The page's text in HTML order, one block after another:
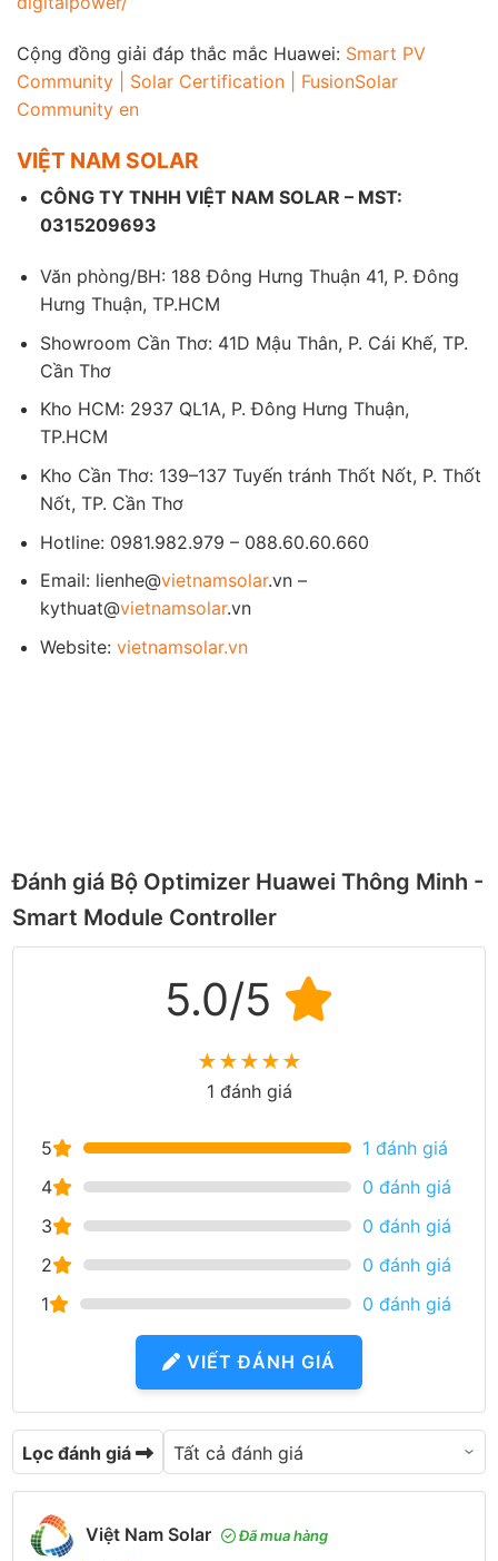
Cộng đồng giải đáp thắc mắc Huawei: Smart PV
Community | Solar Certification | FusionSolar
Community en
VIỆT NAM SOLAR
CÔNG TY TNHH VIỆT NAM SOLAR – MST:
0315209693
Văn phòng/BH: 188 Đông Hưng Thuận 41, P. Đông
Hưng Thuận, TP.HCM
Showroom Cần Thơ: 41D Mậu Thân, P. Cái Khế, TP.
Cần Thơ
Kho HCM: 2937 QL1A, P. Đông Hưng Thuận,
TP.HCM
Kho Cần Thơ: 139–137 Tuyến tránh Thốt Nốt, P. Thốt
Nốt, TP. Cần Thơ
Hotline: 0981.982.979 – 088.60.60.660
Email: lienhe@vietnamsolar.vn –
kythuat@vietnamsolar.vn
Website: vietnamsolar.vn
Đánh giá Bộ Optimizer Huawei Thông Minh -
Smart Module Controller
5.0/5
★★★★★
1 đánh giá
5
1 đánh giá
4
0 đánh giá
3
0 đánh giá
2
0 đánh giá
1
0 đánh giá
VIẾT ĐÁNH GIÁ
Lọc đánh giá
Việt Nam Solar Đã mua hàng